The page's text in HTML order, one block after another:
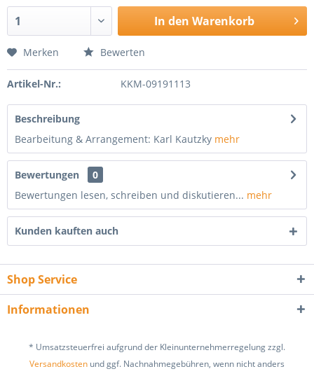
In den Warenkorb
Merken Bewerten
Artikel-Nr.: KKM-09191113
Beschreibung
Bearbeitung & Arrangement: Karl Kautzky mehr
Bewertungen
0
Bewertungen lesen, schreiben und diskutieren... mehr
Kunden kauften auch
Shop Service
Informationen
* Umsatzsteuerfrei aufgrund der Kleinunternehmerregelung zzgl.
Versandkosten und ggf. Nachnahmegebühren, wenn nicht anders